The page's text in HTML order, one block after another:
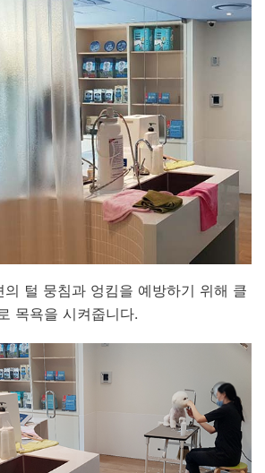
털 뭉침과 엉킴을 예방하기 위해 클
목욕을 시켜줍니다.